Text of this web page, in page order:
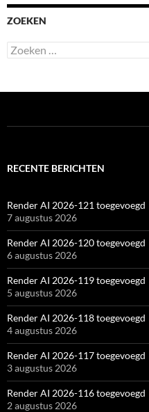
ZOEKEN
Zoeken
naar:
RECENTE BERICHTEN
Render AI 2026-121 toegevoegd
7 augustus 2026
Render AI 2026-120 toegevoegd
6 augustus 2026
Render AI 2026-119 toegevoegd
5 augustus 2026
Render AI 2026-118 toegevoegd
4 augustus 2026
Render AI 2026-117 toegevoegd
3 augustus 2026
Render AI 2026-116 toegevoegd
2 augustus 2026